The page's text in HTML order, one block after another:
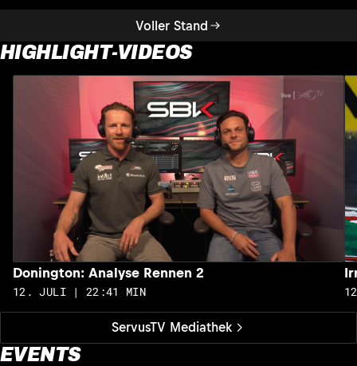
Voller Stand
HIGHLIGHT-VIDEOS
ServusTV Mediathek
Donington: Analyse Rennen 2
12. JULI | 22:41 MIN
EVENTS